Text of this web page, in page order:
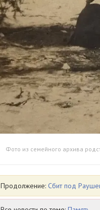
Фото из семейного архива
Продолжение: Сбит под